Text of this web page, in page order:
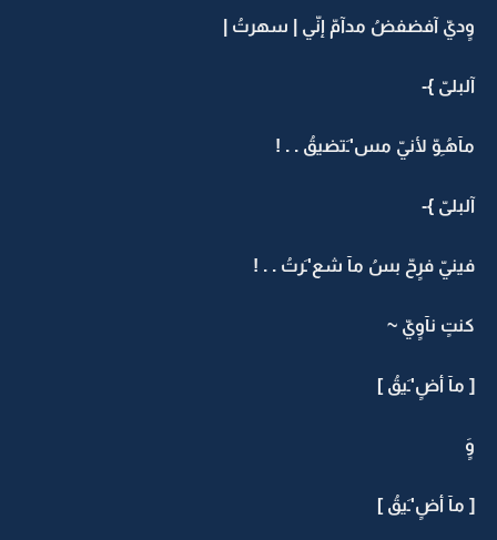
وٍديّ آفضفضُ مدآمّ إنّي | سهرتُ |
آلبلىّ }-
مآهُـِوّ لأنيّ مس'ـَتضيقُ . . !
آلبلىّ }-
فينيّ فرٍحّ بسُ مآ شع'ـَرتُ . . !
كنتٍ نآوٍيّ ~
[ مآ أضٍ'ـَيقُ ]
وٍَ
[ مآ أضٍ'ـَيقُ ]